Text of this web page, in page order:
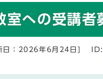
室への受講者
日：2026年6月24日]